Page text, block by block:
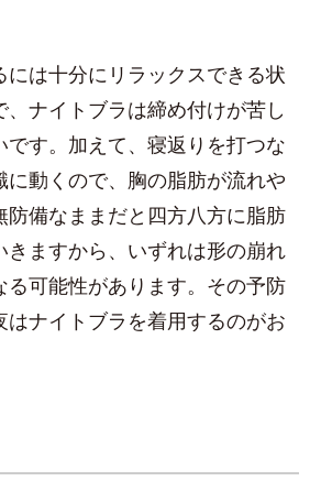
には十分にリラックスできる状
ナイトブラは締め付けが苦し
です。加えて、寝返りを打つな
に動くので、胸の脂肪が流れや
防備なままだと四方八方に脂肪
きますから、いずれは形の崩れ
る可能性があります。その予防
はナイトブラを着用するのがお